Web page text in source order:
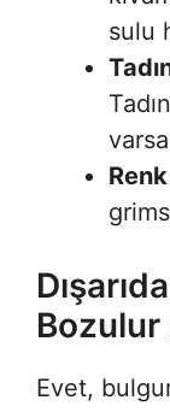
sulu
Bozulur
Evet,